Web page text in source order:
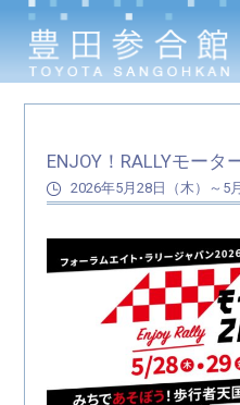
ENJOY！RALLYモータ
2026年5月28日（木）～5